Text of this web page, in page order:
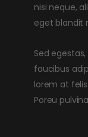
nisi neque,
eget blandit
Sed
faucibus
lorem at
Poreu